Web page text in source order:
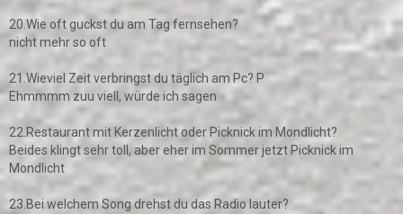
20.Wie oft guckst du am Tag fernsehen?
nicht mehr so oft
21.Wieviel Zeit verbringst du täglich am Pc? P
Ehmmmm zuu viell, würde ich sagen
22.Restaurant mit Kerzenlicht oder Picknick im Mondlicht?
Beides klingt sehr toll, aber eher im Sommer jetzt Picknick im
Mondlicht
23.Bei welchem Song drehst du das Radio lauter?